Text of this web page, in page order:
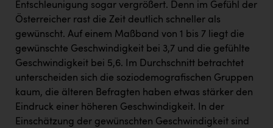
Entschleunigung sogar vergrößert. Denn im Gefühl der
Österreicher rast die Zeit deutlich schneller als
gewünscht. Auf einem Maßband von 1 bis 7 liegt die
gewünschte Geschwindigkeit bei 3,7 und die gefühlte
Geschwindigkeit bei 5,6. Im Durchschnitt betrachtet
unterscheiden sich die soziodemografischen Gruppen
kaum, die älteren Befragten haben etwas stärker den
Eindruck einer höheren Geschwindigkeit. In der
Einschätzung der gewünschten Geschwindigkeit sind